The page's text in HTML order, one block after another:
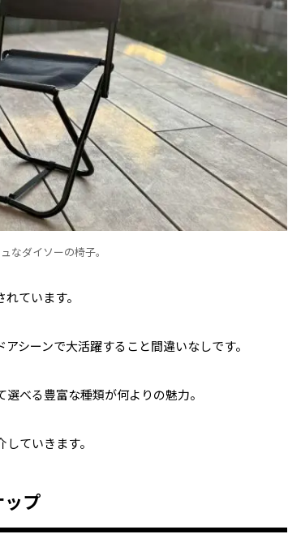
なダイソーの椅子。
ています。
シーンで大活躍すること間違いなしです。
べる豊富な種類が何よりの魅力。
ていきます。
プ